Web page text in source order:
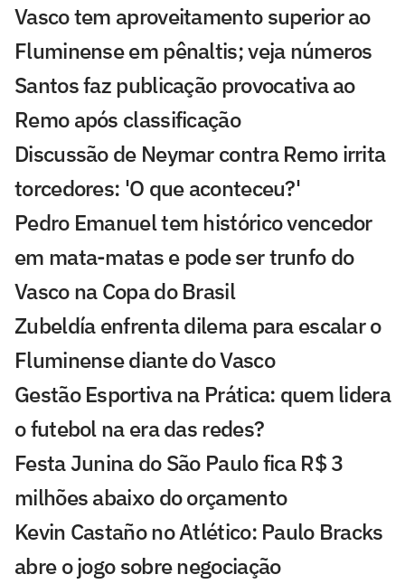
Vasco tem aproveitamento superior ao
Fluminense em pênaltis; veja números
Santos faz publicação provocativa ao
Remo após classificação
Discussão de Neymar contra Remo irrita
torcedores: 'O que aconteceu?'
Pedro Emanuel tem histórico vencedor
em mata-matas e pode ser trunfo do
Vasco na Copa do Brasil
Zubeldía enfrenta dilema para escalar o
Fluminense diante do Vasco
Gestão Esportiva na Prática: quem lidera
o futebol na era das redes?
Festa Junina do São Paulo fica R$ 3
milhões abaixo do orçamento
Kevin Castaño no Atlético: Paulo Bracks
abre o jogo sobre negociação